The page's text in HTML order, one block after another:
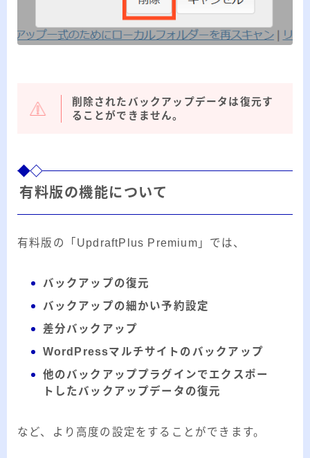
削除されたバックアップデータは復元す
ることができません。
有料版の機能について
有料版の「UpdraftPlus Premium」では、
バックアップの復元
バックアップの細かい予約設定
差分バックアップ
WordPressマルチサイトのバックアップ
他のバックアッププラグインでエクスポー
トしたバックアップデータの復元
など、より高度の設定をすることができます。